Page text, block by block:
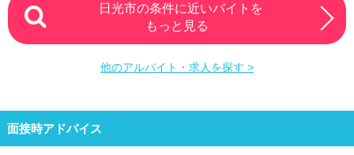
日光市の条件に近いバイトを
もっと見る
他のアルバイト・求人を探す >
面接時アドバイス